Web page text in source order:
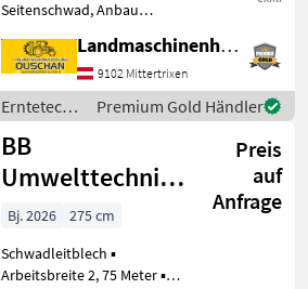
Seitenschwad, Anbau
Lenkachse, Bandschwader
Kammschwader BB
Umwelttechnik Clementer
300F. - Bj 2026 - Frontanbau
mit Zapfwelle
Landmaschinenhandel Ouschan Anton
9102 Mittertrixen
Erntetechnik
Grünland /
BB
Umwelttechnik
Premium Gold Händler
BB
Umwelttechnik
Heckseitenmähwerk
Seco Duplex 2,75
H ECO rechts
Preis
auf
Anfrage
Bj. 2026
275 cm
Schwadleitblech ▪
Arbeitsbreite 2, 75 Meter ▪ 3-